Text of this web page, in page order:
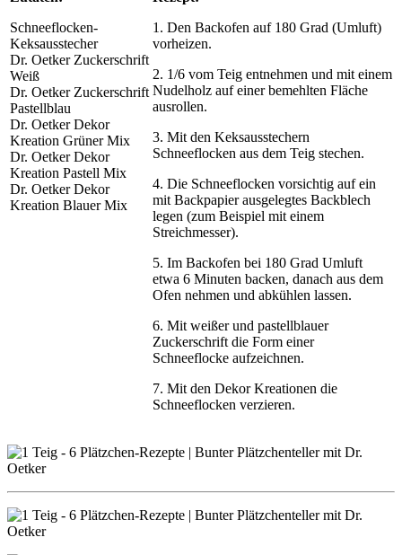
Schneeflocken-
Keksausstecher
Dr. Oetker Zuckerschrift
Weiß
Dr. Oetker Zuckerschrift
Pastellblau
Dr. Oetker Dekor
Kreation Grüner Mix
Dr. Oetker Dekor
Kreation Pastell Mix
Dr. Oetker Dekor
Kreation Blauer Mix
1. Den Backofen auf 180 Grad (Umluft)
vorheizen.
2. 1/6 vom Teig entnehmen und mit einem
Nudelholz auf einer bemehlten Fläche
ausrollen.
3. Mit den Keksausstechern
Schneeflocken aus dem Teig stechen.
4. Die Schneeflocken vorsichtig auf ein
mit Backpapier ausgelegtes Backblech
legen (zum Beispiel mit einem
Streichmesser).
5. Im Backofen bei 180 Grad Umluft
etwa 6 Minuten backen, danach aus dem
Ofen nehmen und abkühlen lassen.
6. Mit weißer und pastellblauer
Zuckerschrift die Form einer
Schneeflocke aufzeichnen.
7. Mit den Dekor Kreationen die
Schneeflocken verzieren.